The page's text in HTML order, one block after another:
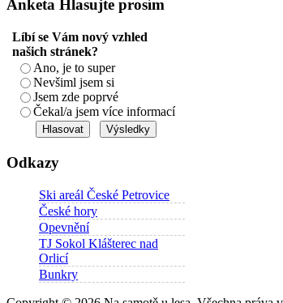
Anketa Hlasujte prosím
Líbí se Vám nový vzhled
našich stránek?
Ano, je to super
Nevšiml jsem si
Jsem zde poprvé
Čekal/a jsem více informací
Odkazy
Ski areál České Petrovice
České hory
Opevnění
TJ Sokol Klášterec nad
Orlicí
Bunkry